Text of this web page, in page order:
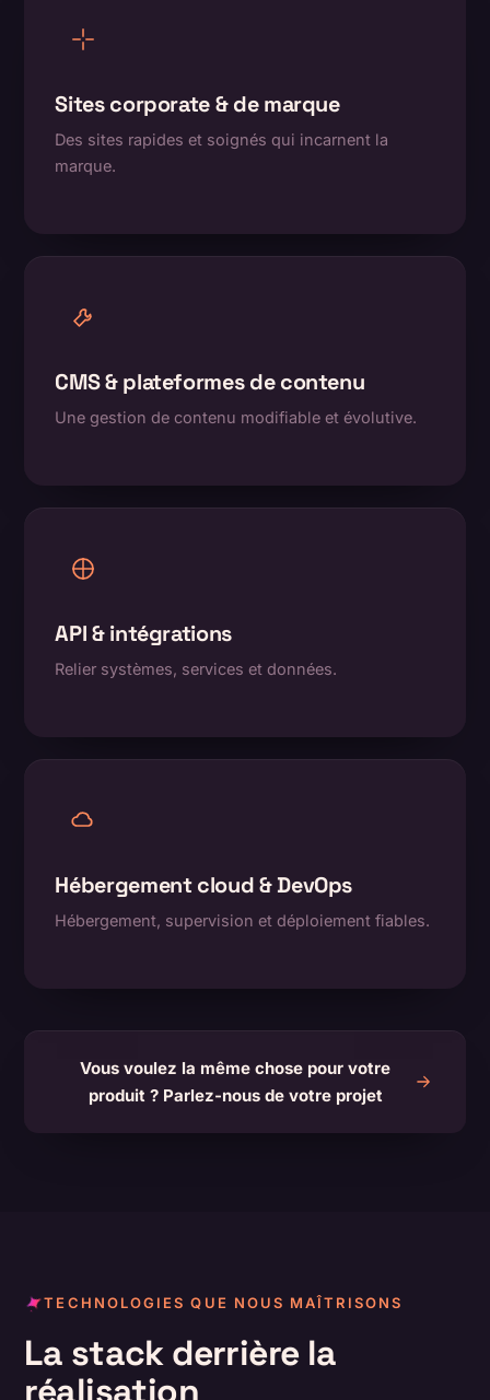
Sites corporate & de marque
Des sites rapides et soignés qui incarnent la
marque.
CMS & plateformes de contenu
Une gestion de contenu modifiable et évolutive.
API & intégrations
Relier systèmes, services et données.
Hébergement cloud & DevOps
Hébergement, supervision et déploiement fiables.
Vous voulez la même chose pour votre
produit ? Parlez-nous de votre projet
TECHNOLOGIES QUE NOUS MAÎTRISONS
La stack derrière la
réalisation